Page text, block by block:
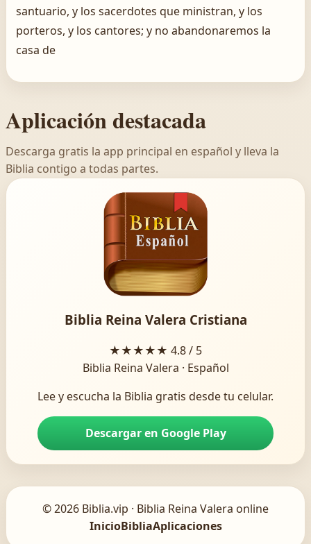
santuario, y los sacerdotes que ministran, y los
porteros, y los cantores; y no abandonaremos la
casa de
Aplicación destacada
Descarga gratis la app principal en español y lleva la
Biblia contigo a todas partes.
Biblia Reina Valera Cristiana
★★★★★ 4.8 / 5
Biblia Reina Valera · Español
Lee y escucha la Biblia gratis desde tu celular.
Descargar en Google Play
© 2026 Biblia.vip · Biblia Reina Valera online
InicioBibliaAplicaciones